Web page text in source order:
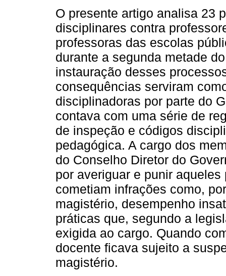
O presente artigo analisa 23
disciplinares contra
professoras das escolas
durante a segunda metade
instauração desses
consequências serviram
disciplinadoras por parte do
contava com uma série de
de inspeção e códigos
pedagógica. A cargo dos
do Conselho Diretor do
por averiguar e punir
cometiam infrações como,
magistério, desempenho
práticas que, segundo a
exigida ao cargo. Quando
docente ficava sujeito a
magistério.